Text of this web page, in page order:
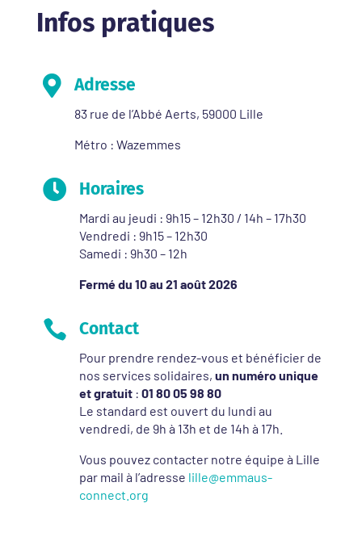
Infos pratiques
 Adresse
83 rue de l’Abbé Aerts, 59000 Lille
Métro : Wazemmes
 Horaires
Mardi au jeudi : 9h15 – 12h30 / 14h – 17h30
Vendredi : 9h15 – 12h30
Samedi : 9h30 – 12h
Fermé du 10 au 21 août 2026
 Contact
Pour prendre rendez-vous et bénéficier de
nos services solidaires, un numéro unique
et gratuit: 01 80 05 98 80
Le standard est ouvert du lundi au
vendredi, de 9h à 13h et de 14h à 17h.
Vous pouvez contacter notre équipe à Lille
par mail à l’adresse lille@emmaus-
connect.org